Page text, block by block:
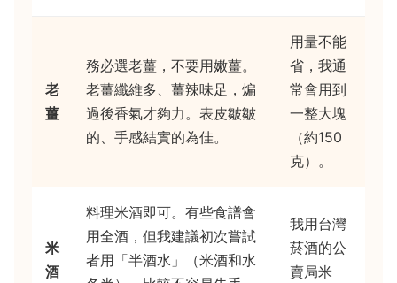
老
薑
務必選老薑，不要用嫩薑。
老薑纖維多、薑辣味足，煸
過後香氣才夠力。表皮皺皺
的、手感結實的為佳。
用量不能
省，我通
常會用到
一整大塊
（約150
克）。
米
酒
料理米酒即可。有些食譜會
用全酒，但我建議初次嘗試
者用「半酒水」（米酒和水
我用台灣
菸酒的公
賣局米